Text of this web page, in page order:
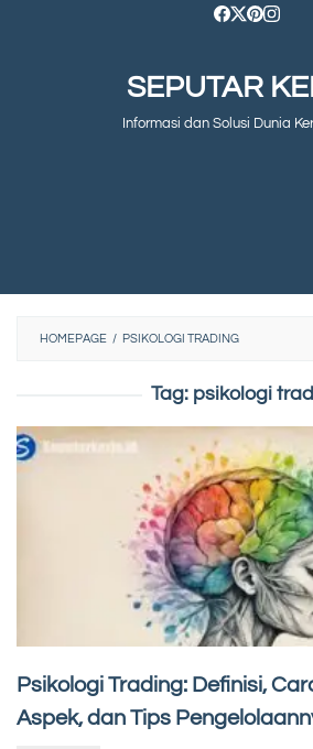
SEPUTAR
Informasi dan Solusi Dunia
HOMEPAGE / PSIKOLOGI TRADING
Tag: psikologi
Psikologi Trading: Definisi,
Aspek, dan Tips